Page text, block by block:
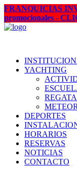
FRANQUICIAS
promocionales -
YACHTING
DEPORTES
HORARIOS
RESERVAS
NOTICIAS
CONTACTO